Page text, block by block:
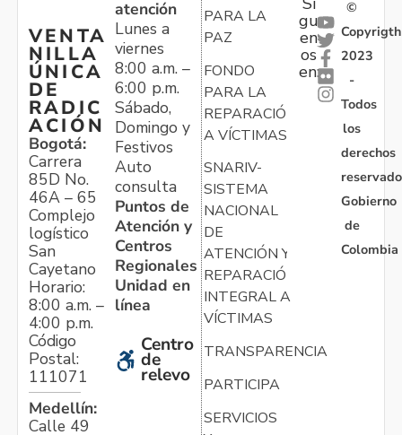
VENTA
NILLA
ÚNICA
DE
RADIC
ACIÓN
Bogotá:
Carrera
85D No.
46A – 65
Complejo
logístico
San
Cayetano
Horario:
8:00 a.m. –
4:00 p.m.
Código
Postal:
111071
Medellín:
Calle 49
atención
Lunes a
viernes
8:00 a.m. –
6:00 p.m.
Sábado,
Domingo y
Festivos
Auto
consulta
Puntos de
Atención y
Centros
Regionales
Unidad en
línea
Centro
de
relevo
PARA LA
PAZ
FONDO
PARA LA
REPARACIÓN
A VÍCTIMAS
SNARIV-
SISTEMA
NACIONAL
DE
ATENCIÓN Y
REPARACIÓN
INTEGRAL A
VÍCTIMAS
TRANSPARENCIA
PARTICIPA
SERVICIOS
gu
en
os
en:
©
Copyrigth
2023
-
Todos
los
derechos
Gobierno
de
Colombia